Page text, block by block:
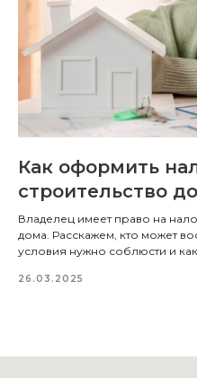
Как оформить
строительство
Владелец имеет право на
дома. Расскажем, кто может
условия нужно соблюсти и
26.03.2025